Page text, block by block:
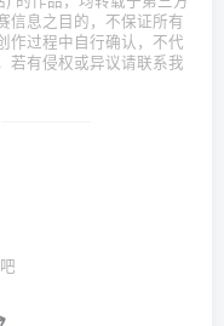
信息之目的，不保证所有
作过程中自行确认，不代
若有侵权或异议请联系我